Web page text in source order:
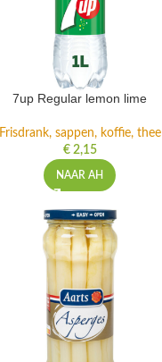
7up Regular lemon lime
Frisdrank, sappen, koffie, thee
€2,15
NAAR AH